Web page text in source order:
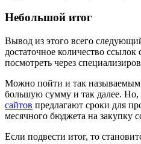
Небольшой итог
Вывод из этого всего
достаточное количество
посмотреть через
Можно пойти и так называемым
большую сумму и так далее. Но,
сайтов предлагают сроки для
месячного бюджета на закупку
Если подвести итог, то